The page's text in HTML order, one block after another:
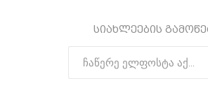
სიახლეების